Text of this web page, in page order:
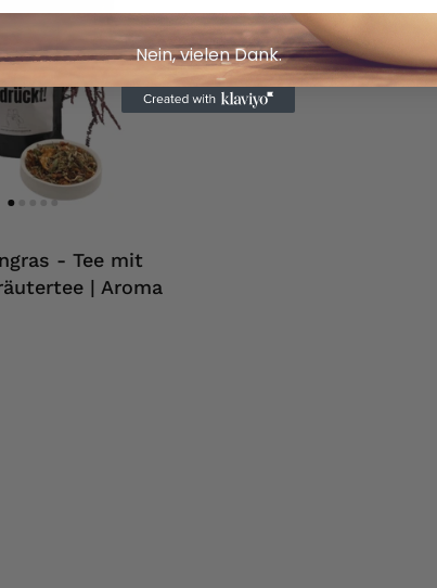
- Tee mit
| Aroma
Nein, vielen Dank.